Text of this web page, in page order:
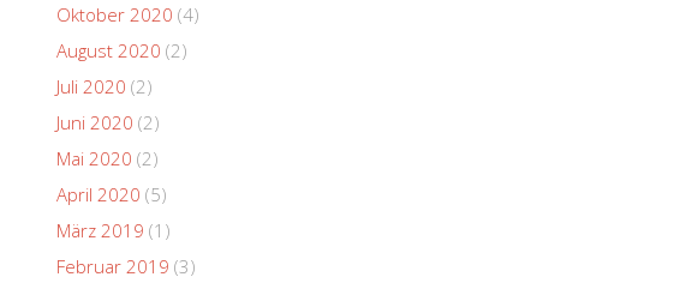
Oktober 2020 (4)
August 2020 (2)
Juli 2020 (2)
Juni 2020 (2)
Mai 2020 (2)
April 2020 (5)
März 2019 (1)
Februar 2019 (3)